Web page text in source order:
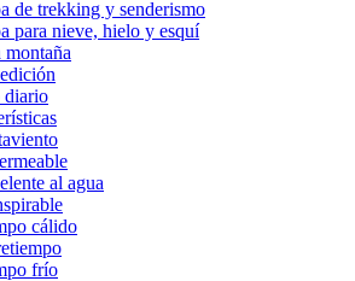
de trekking y senderismo
para nieve, hielo y esquí
montaña
diario
al agua
cálido
frío